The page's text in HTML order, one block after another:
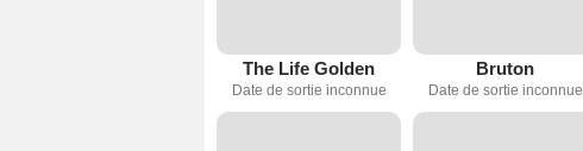
The Life Golden
Date de sortie inconnue
Bruton
Date de sortie inconnue